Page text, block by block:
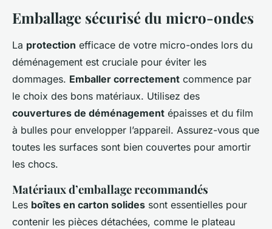
Emballage sécurisé du micro-ondes
La protection efficace de votre micro-ondes lors du
déménagement est cruciale pour éviter les
dommages. Emballer correctement commence par
le choix des bons matériaux. Utilisez des
couvertures de déménagement épaisses et du film
à bulles pour envelopper l’appareil. Assurez-vous que
toutes les surfaces sont bien couvertes pour amortir
les chocs.
Matériaux d’emballage recommandés
Les boîtes en carton solides sont essentielles pour
contenir les pièces détachées, comme le plateau